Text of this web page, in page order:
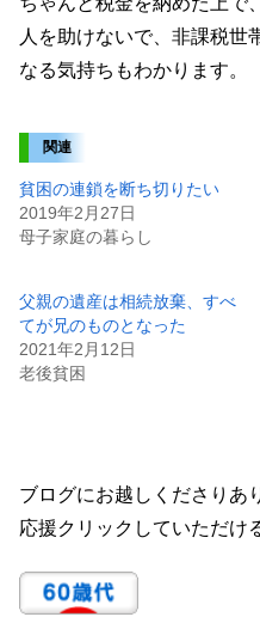
人を助けないで、非課税世
なる気持ちもわかります。
関連
貧困の連鎖を断ち切りたい
2019年2月27日
母子家庭の暮らし
父親の遺産は相続放棄、すべ
てが兄のものとなった
2021年2月12日
老後貧困
ブログにお越しくださりあ
応援クリックしていただけ